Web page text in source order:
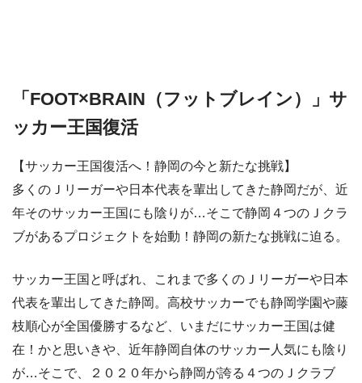
「FOOT×BRAIN（フットブレイン）」サ
ッカー王国復活
【サッカー王国復活へ！静岡の今と新たな挑戦】
多くのＪリーガーや日本代表を輩出してきた静岡だが、近
年そのサッカー王国にも陰りが…そこで静岡４つのＪクラ
ブがあるプロジェクトを始動！静岡の新たな挑戦に迫る。
サッカー王国と呼ばれ、これまで多くのＪリーガーや日本
代表を輩出してきた静岡。高校サッカーでも静岡学園や藤
枝順心が全国優勝するなど、いまだにサッカー王国は健
在！かと思いきや、近年静岡自体のサッカー人気にも陰り
が…そこで、２０２０年から静岡が誇る４つのＪクラブ